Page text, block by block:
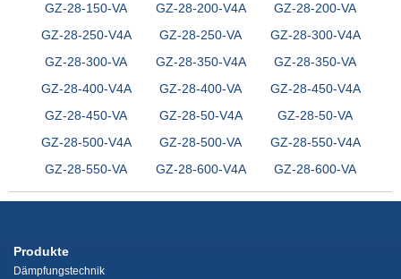
GZ-28-150-VA
GZ-28-200-V4A
GZ-28-200-VA
GZ-28-250-V4A
GZ-28-250-VA
GZ-28-300-V4A
GZ-28-300-VA
GZ-28-350-V4A
GZ-28-350-VA
GZ-28-400-V4A
GZ-28-400-VA
GZ-28-450-V4A
GZ-28-450-VA
GZ-28-50-V4A
GZ-28-50-VA
GZ-28-500-V4A
GZ-28-500-VA
GZ-28-550-V4A
GZ-28-550-VA
GZ-28-600-V4A GZ-28-600-VA
Produkte
Dämpfungstechnik